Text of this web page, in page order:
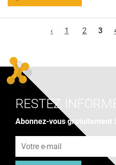
‹
1 2 3
RESTEZ
Abonnez-vous gratuitement